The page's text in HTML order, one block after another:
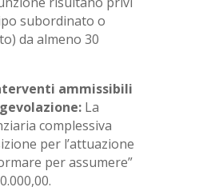
subordinato o
da almeno 30
ammissibili
La
complessiva
per l’attuazione
per assumere”